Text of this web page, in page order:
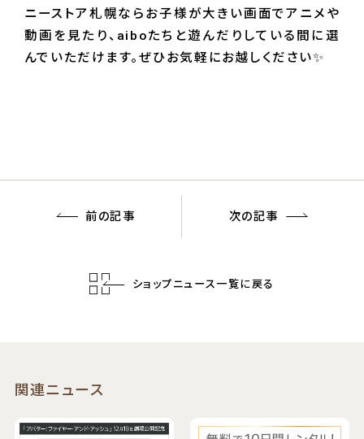
ニーストア札幌ならお子様が大きい画面でアニメや
動画を見たり、aiboたちと遊んだりしている間に選
んでいただけます。ぜひお気軽にお越しください✨
前の記事
ショップニュース一覧に戻る
次の記事
関連ニュース